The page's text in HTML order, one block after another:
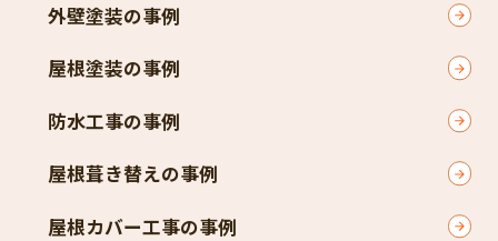
外壁塗装の事例
屋根塗装の事例
防水工事の事例
屋根葺き替えの事例
屋根カバー工事の事例